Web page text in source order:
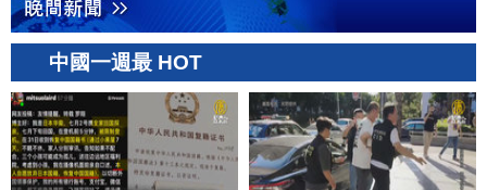
中國一週最 HOT